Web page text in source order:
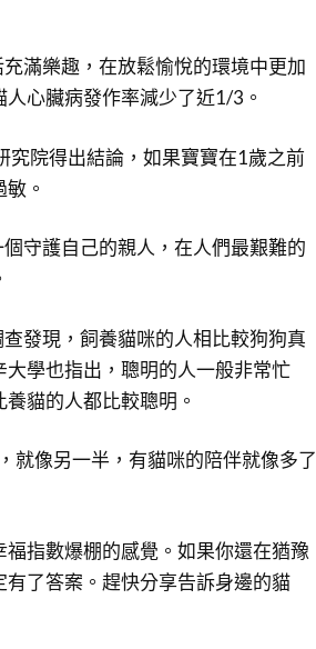
滿樂趣，在放鬆愉悅的環境中更加
心臟病發作率減少了近1/3。
院得出結論，如果寶寶在1歲之前
。
守護自己的親人，在人們最艱難的
發現，飼養貓咪的人相比較狗狗真
學也指出，聰明的人一般非常忙
貓的人都比較聰明。
就像另一半，有貓咪的陪伴就像多了
指數爆棚的感覺。如果你還在猶豫
了答案。趕快分享告訴身邊的貓